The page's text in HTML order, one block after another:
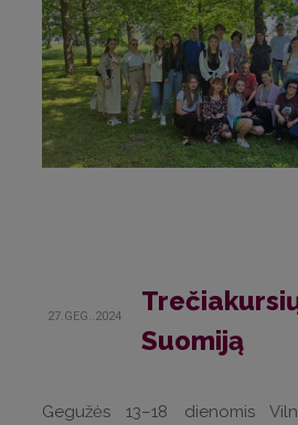
27.GEG..2024
Suomiją
Gegužės 13–18 dienomis